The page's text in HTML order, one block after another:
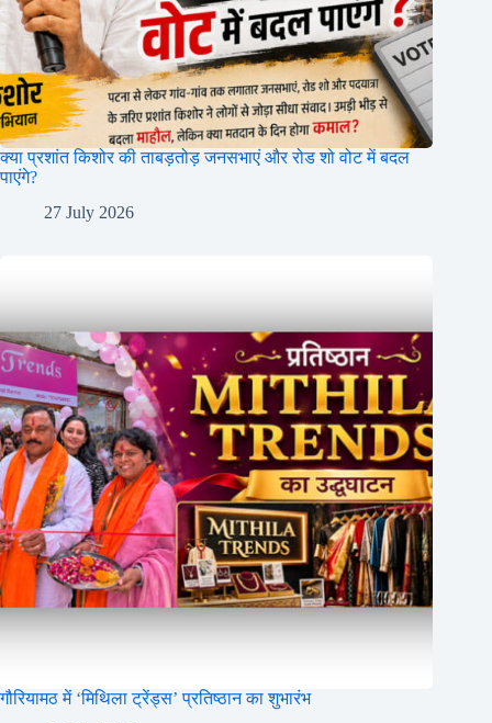
क्या प्रशांत किशोर की ताबड़तोड़ जनसभाएं और रोड शो वोट में बदल
पाएंगे?
27 July 2026
गौरियामठ में ‘मिथिला ट्रेंड्स’ प्रतिष्ठान का शुभारंभ